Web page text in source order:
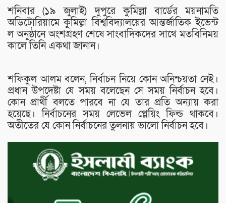
শনিবার (১৯ জুলাই) দুপুরে কুমিল্লা বার্ডের ময়নামতি
অডিটোরিয়ামে কুমিল্লা বিশ্ববিদ্যালয়ের আন্তর্জাতিক ইভেন্ট
ল অনুষ্ঠানে অংশগ্রহণ শেষে সাংবাদিকদের সাথে মতবিনিময়
কালে তিনি একথা জানান।
শফিকুল আলম বলেন, নির্বাচন নিয়ে কোন অনিশ্চয়তা নেই।
প্রধান উপদেষ্টা যে সময় বলেছেন সে সময় নির্বাচন হবে।
কোন প্রার্থী বলতে পারবে না যে তার প্রতি অন্যায় করা
হয়েছে। নির্বাচনের সময় লেভেল প্লেয়িং ফিল্ড থাকবে।
অতীতের যে কোন নির্বাচনের তুলনায় ভালো নির্বাচন হবে।